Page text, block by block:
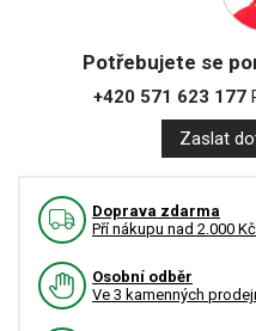
Potřebujete se
+420 571 623 177
Zaslat
Doprava zdarma
Pří nákupu nad 2.000 Kč
Osobní odběr
Ve 3 kamenných